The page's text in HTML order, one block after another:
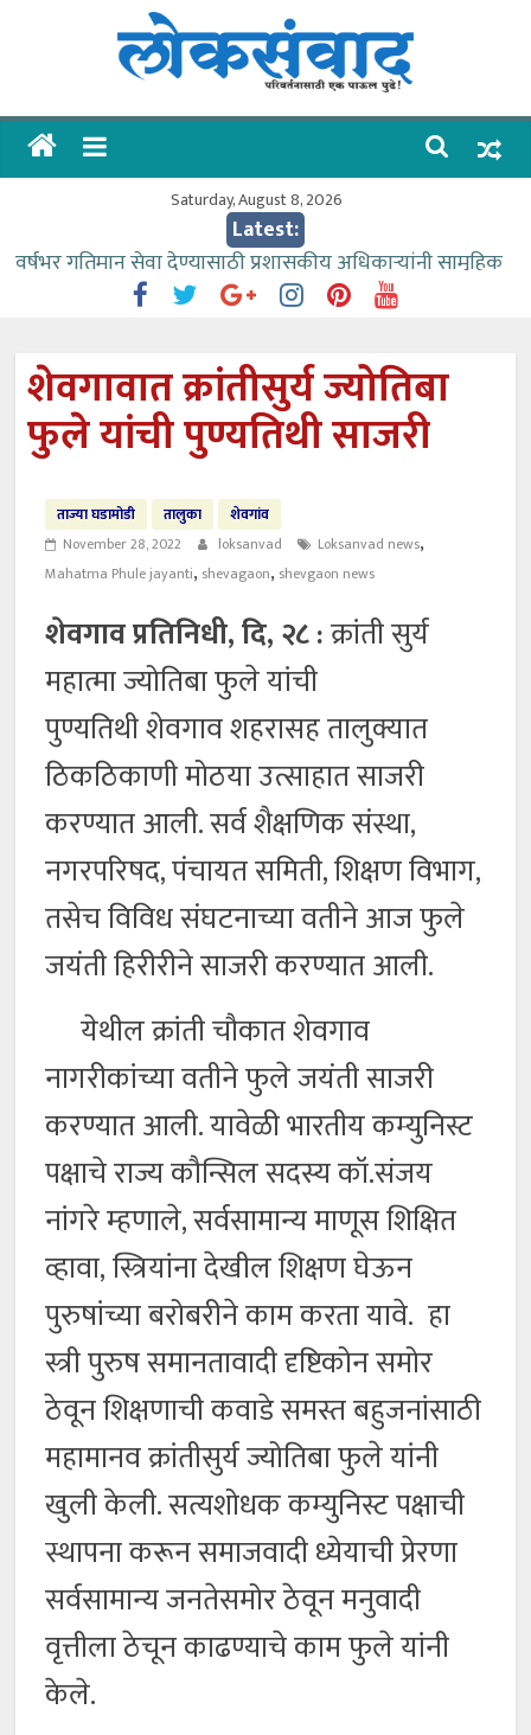
लोकसंवाद
ताज्या
Saturday, August 8, 2026
Latest:
वर्षभर गतिमान सेवा देण्यासाठी प्रशासकीय अधिकाऱ्यांनी सामुहिक
प्रयत्न करावे – आमदार काळे
काळे
आत्मामालिक गुरूकूलाचे २२८ विद्यार्थी शिष्यवृत्तीस पात्र
ईच्छा आणि मेहनतीच्या बळावर यश मिळवता येते – शिवप्रसाद
पंडोरे
आमदार आशुतोष काळे यांचा वाढदिवस विविध सामाजिक
उपक्रमांनी साजरा
शेवगावात क्रांतीसुर्य ज्योतिबा
फुले यांची पुण्यतिथी साजरी
ताज्या घडामोडी तालुका
शेवगांव
November 28, 2022
loksanvad Loksanvad news,
Mahatma Phule jayanti, shevagaon, shevgaon news
शेवगाव प्रतिनिधी, दि, २८ :क्रांती सुर्य
महात्मा ज्योतिबा फुले यांची
पुण्यतिथी शेवगाव शहरासह तालुक्यात
ठिकठिकाणी मोठया उत्साहात साजरी
करण्यात आली. सर्व शैक्षणिक संस्था,
नगरपरिषद, पंचायत समिती, शिक्षण विभाग,
तसेच विविध संघटनाच्या वतीने आज फुले
जयंती हिरीरीने साजरी करण्यात आली.
येथील क्रांती चौकात शेवगाव
नागरीकांच्या वतीने फुले जयंती साजरी
करण्यात आली. यावेळी भारतीय कम्युनिस्ट
पक्षाचे राज्य कौन्सिल सदस्य कॉ.संजय
नांगरे म्हणाले, सर्वसामान्य माणूस शिक्षित
व्हावा, स्त्रियांना देखील शिक्षण घेऊन
पुरुषांच्या बरोबरीने काम करता यावे. हा
स्त्री पुरुष समानतावादी दृष्टिकोन समोर
ठेवून शिक्षणाची कवाडे समस्त बहुजनांसाठी
महामानव क्रांतीसुर्य ज्योतिबा फुले यांनी
खुली केली. सत्यशोधक कम्युनिस्ट पक्षाची
स्थापना करून समाजवादी ध्येयाची प्रेरणा
सर्वसामान्य जनतेसमोर ठेवून मनुवादी
वृत्तीला ठेचून काढण्याचे काम फुले यांनी
केले.